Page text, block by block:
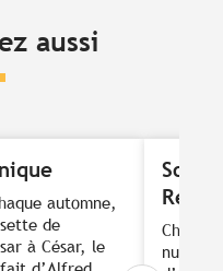
aussi
automne,
de
à César, le
Son
Repos
nuit,